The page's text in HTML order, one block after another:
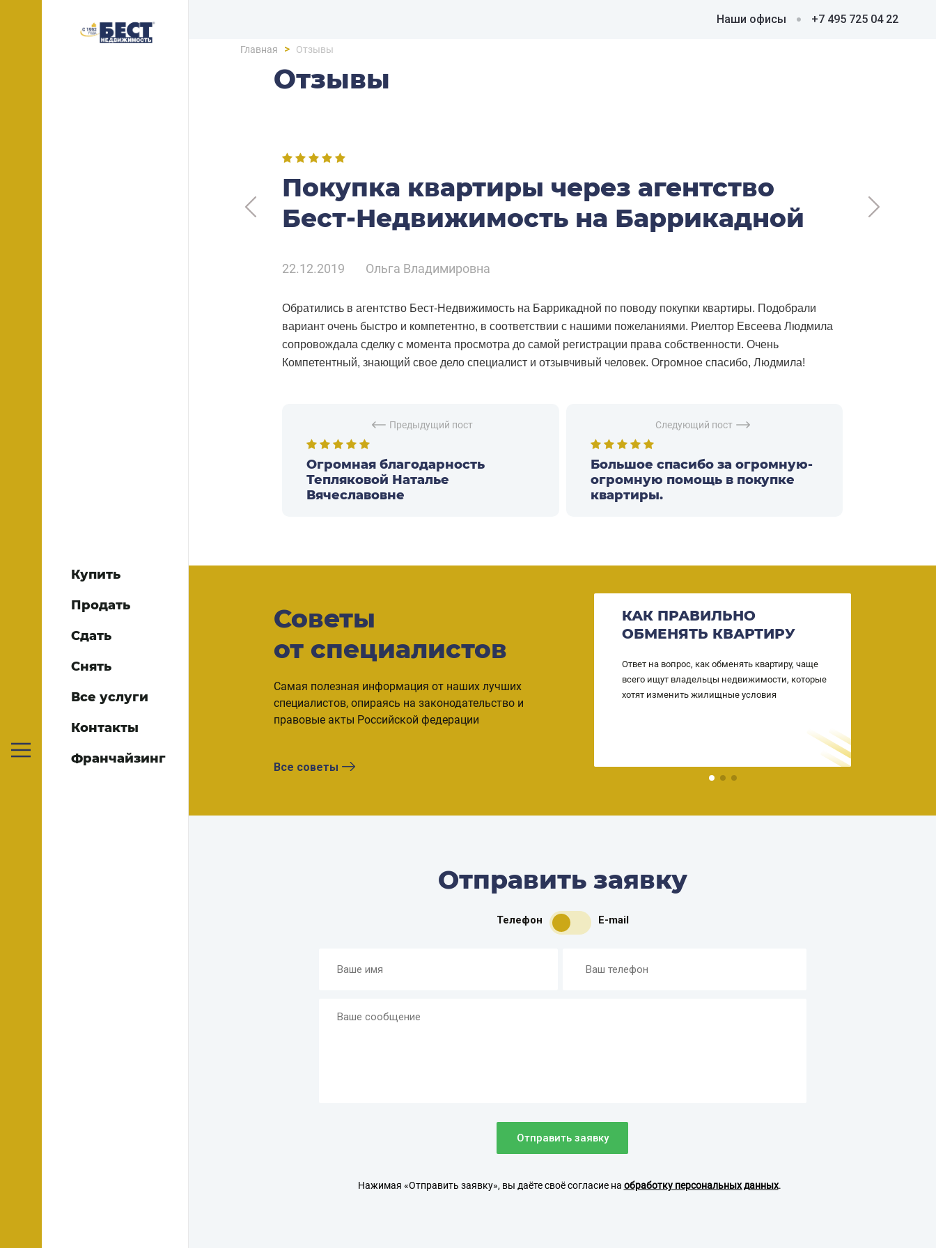
Купить
Продать
Сдать
Снять
Все услуги
Контакты
Франчайзинг
Наши офисы +7 495 725 04 22
Главная > Отзывы
Отзывы
Покупка квартиры через агентство
Бест-Недвижимость на Баррикадной
22.12.2019 Ольга Владимировна
Обратились в агентство Бест-Недвижимость на Баррикадной по поводу покупки квартиры. Подобрали
вариант очень быстро и компетентно, в соответствии с нашими пожеланиями. Риелтор Евсеева Людмила
сопровождала сделку с момента просмотра до самой регистрации права собственности. Очень
Компетентный, знающий свое дело специалист и отзывчивый человек. Огромное спасибо, Людмила!
Предыдущий пост
Огромная благодарность
Тепляковой Наталье
Вячеславовне
Следующий пост
Большое спасибо за огромную-
огромную помощь в покупке
квартиры.
Советы
от специалистов
Самая полезная информация от наших лучших
специалистов, опираясь на законодательство и
правовые акты Российской федерации
Все советы
КАК ПРОДАТЬ ИПОТЕЧНУЮ
Согласно статьям №29 и №33 ФЗ, собственник
правил. Владельцы недвижимости приходят к
такому решению в случае развода,
невозможности ежемесячно выплачивать взносы
КАК ПРАВИЛЬНО
ОБМЕНЯТЬ КВАРТИРУ
Ответ на вопрос, как обменять квартиру, чаще
всего ищут владельцы недвижимости, которые
хотят изменить жилищные условия
Отправить заявку
Телефон E-mail
Отправить заявку
Нажимая «Отправить заявку», вы даёте своё согласие на обработку персональных данных.